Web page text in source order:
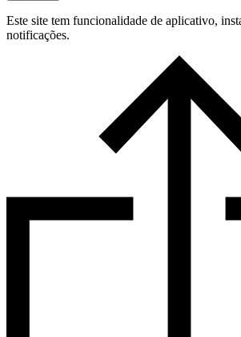
Este site tem funcionalidade de aplicativo,
notificações.